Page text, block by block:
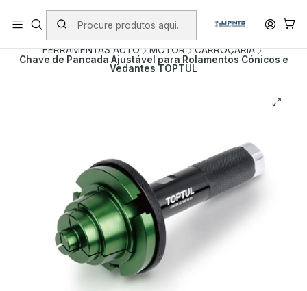
PORTES INCLUÍDOS EM ENCOMENDAS +75€ (excepto ilhas)
Início PRODUTOS
FERRAMENTA MANUAL
FERRAMENTAS AUTO
MOTOR
CARROÇARIA
Chave de Pancada Ajustável para Rolamentos Cónicos e
Vedantes TOPTUL